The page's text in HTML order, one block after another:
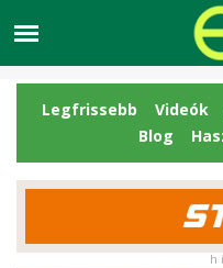
Legfrissebb Videók
Blog
h